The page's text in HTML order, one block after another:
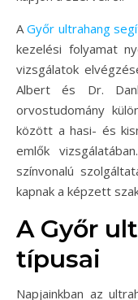
AGyőr ultrahang
kezelési folyamat
vizsgálatok
Albert és Dr.
orvostudomány
között a hasi- és
emlők
színvonalú
kapnak a képzett
A Győr
típusai
Napjainkban az